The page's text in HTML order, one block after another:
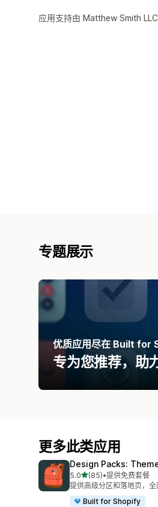
应用支持由 Matthew Smith LLC
专题展示
优质应用尽在 Built for
专为您推荐，助
更多此类应用
Design Packs:
5.0星（满分 5 星）
(85)
总共 85 条评论
•提供免费套餐
提供高级分区和落地页，
Built for Shopify